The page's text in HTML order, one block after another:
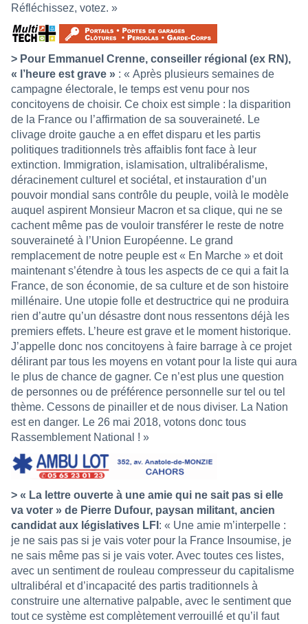
Réfléchissez, votez. »
> Pour Emmanuel Crenne, conseiller régional (ex RN),
« l’heure est grave » : « Après plusieurs semaines de
campagne électorale, le temps est venu pour nos
concitoyens de choisir. Ce choix est simple : la disparition
de la France ou l’affirmation de sa souveraineté. Le
clivage droite gauche a en effet disparu et les partis
politiques traditionnels très affaiblis font face à leur
extinction. Immigration, islamisation, ultralibéralisme,
déracinement culturel et sociétal, et instauration d’un
pouvoir mondial sans contrôle du peuple, voilà le modèle
auquel aspirent Monsieur Macron et sa clique, qui ne se
cachent même pas de vouloir transférer le reste de notre
souveraineté à l’Union Européenne. Le grand
remplacement de notre peuple est « En Marche » et doit
maintenant s’étendre à tous les aspects de ce qui a fait la
France, de son économie, de sa culture et de son histoire
millénaire. Une utopie folle et destructrice qui ne produira
rien d’autre qu’un désastre dont nous ressentons déjà les
premiers effets. L’heure est grave et le moment historique.
J’appelle donc nos concitoyens à faire barrage à ce projet
délirant par tous les moyens en votant pour la liste qui aura
le plus de chance de gagner. Ce n’est plus une question
de personnes ou de préférence personnelle sur tel ou tel
thème. Cessons de pinailler et de nous diviser. La Nation
est en danger. Le 26 mai 2018, votons donc tous
Rassemblement National ! »
> « La lettre ouverte à une amie qui ne sait pas si elle
va voter » de Pierre Dufour, paysan militant, ancien
candidat aux législatives LFI : « Une amie m’interpelle :
je ne sais pas si je vais voter pour la France Insoumise, je
ne sais même pas si je vais voter. Avec toutes ces listes,
avec un sentiment de rouleau compresseur du capitalisme
ultralibéral et d’incapacité des partis traditionnels à
construire une alternative palpable, avec le sentiment que
tout ce système est complètement verrouillé et qu’il faut